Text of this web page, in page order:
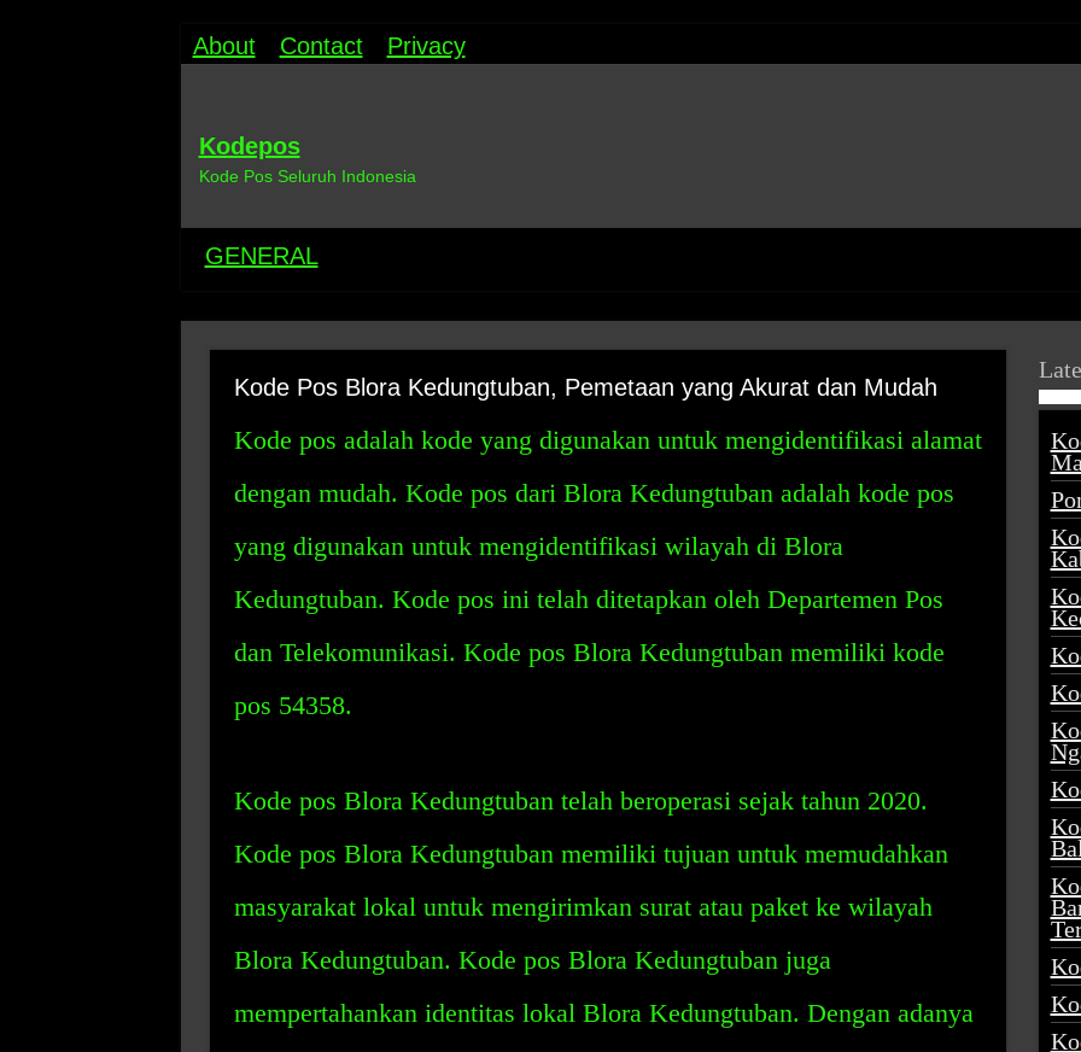
About Contact Privacy
Kodepos
Kode Pos Seluruh Indonesia
GENERAL
Kode Pos Blora Kedungtuban, Pemetaan yang Akurat dan Mudah
Kode pos adalah kode yang digunakan untuk mengidentifikasi alamat
dengan mudah. Kode pos dari Blora Kedungtuban adalah kode pos
yang digunakan untuk mengidentifikasi wilayah di Blora
Kedungtuban. Kode pos ini telah ditetapkan oleh Departemen Pos
dan Telekomunikasi. Kode pos Blora Kedungtuban memiliki kode
pos 54358.
Kode pos Blora Kedungtuban telah beroperasi sejak tahun 2020.
Kode pos Blora Kedungtuban memiliki tujuan untuk memudahkan
masyarakat lokal untuk mengirimkan surat atau paket ke wilayah
Blora Kedungtuban. Kode pos Blora Kedungtuban juga
mempertahankan identitas lokal Blora Kedungtuban. Dengan adanya